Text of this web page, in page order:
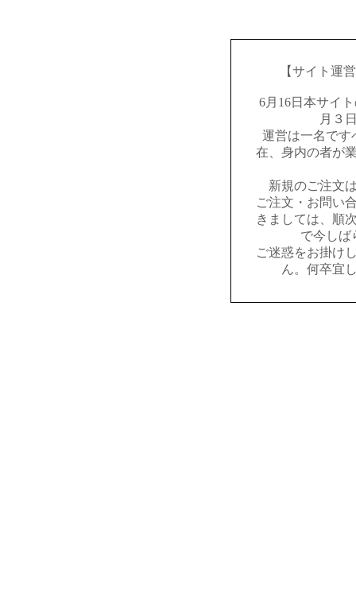
【サイト運
6月16日本サイ
月３
運営は一名です
在、身内の者が
新規のご注文
ご注文・お問い
きましては、順
で今しば
ご迷惑をお掛け
ん。何卒宜